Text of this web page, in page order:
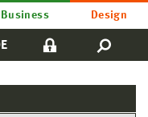
Business Design